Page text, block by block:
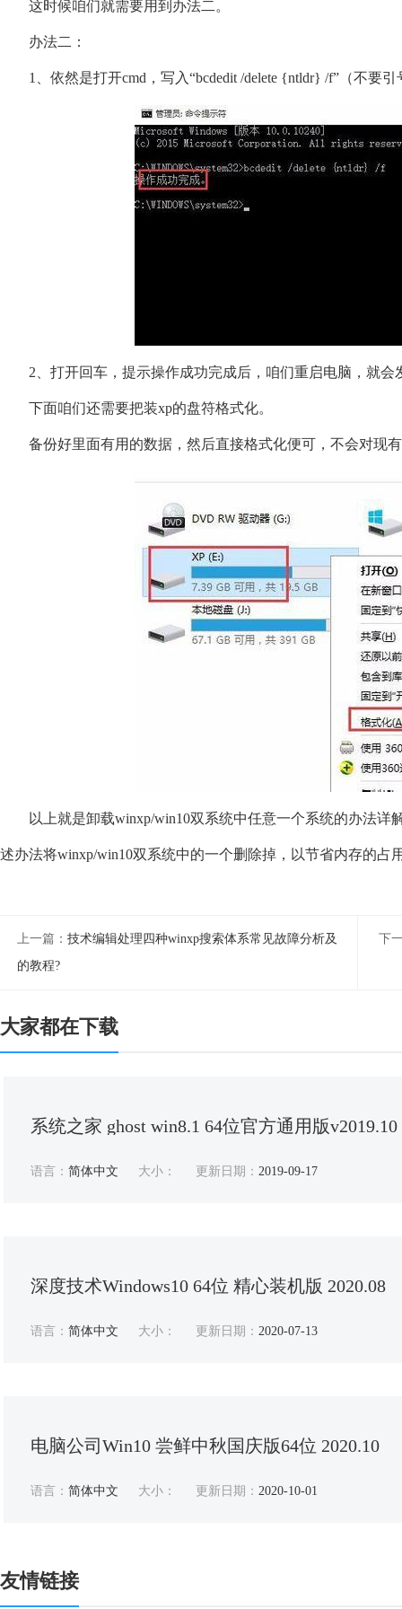
这时候咱们就需要用到办法二。
办法二：
1、依然是打开cmd，写入“bcdedit /delete {ntldr} /f”（不要
2、打开回车，提示操作成功完成后，咱们重启电脑，就
下面咱们还需要把装xp的盘符格式化。
备份好里面有用的数据，然后直接格式化便可，不会对现
以上就是卸载winxp/win10双系统中任意一个系统的办法
述办法将winxp/win10双系统中的一个删除掉，以节省内存的占
上一篇： 技术编辑处理四种winxp搜索体系常见故障分析及
的教程?
下
大家都在下载
系统之家 ghost win8.1 64位官方通用版v2019.10
语言： 简体中文 大小： 更新日期： 2019-09-17
深度技术Windows10 64位 精心装机版 2020.08
语言： 简体中文 大小： 更新日期： 2020-07-13
电脑公司Win10 尝鲜中秋国庆版64位 2020.10
语言： 简体中文 大小： 更新日期： 2020-10-01
友情链接